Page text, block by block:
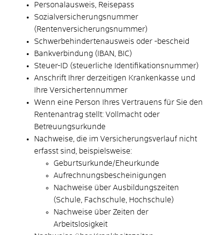
Personalausweis, Reisepass
Sozialversicherungsnummer
(Rentenversicherungsnummer)
Schwerbehindertenausweis oder -bescheid
Bankverbindung (IBAN, BIC)
Steuer-ID (steuerliche Identifikationsnummer)
Anschrift Ihrer derzeitigen Krankenkasse und
Ihre Versichertennummer
Wenn eine Person Ihres Vertrauens für Sie den
Rentenantrag stellt: Vollmacht oder
Betreuungsurkunde
Nachweise, die im Versicherungsverlauf nicht
erfasst sind, beispielsweise:
Geburtsurkunde/Eheurkunde
Aufrechnungsbescheinigungen
Nachweise über Ausbildungszeiten
(Schule, Fachschule, Hochschule)
Nachweise über Zeiten der
Arbeitslosigkeit